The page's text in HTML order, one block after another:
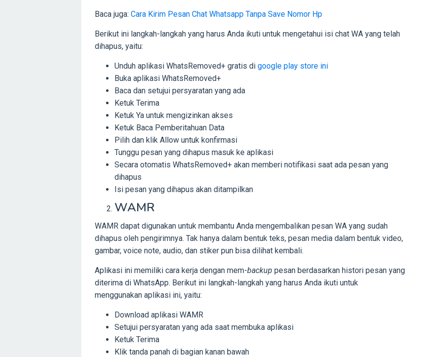
Baca juga: Cara Kirim Pesan Chat Whatsapp Tanpa Save Nomor Hp
Berikut ini langkah-langkah yang harus Anda ikuti untuk mengetahui isi chat WA yang telah
dihapus, yaitu:
Unduh aplikasi WhatsRemoved+ gratis di google play store ini
Buka aplikasi WhatsRemoved+
Baca dan setujui persyaratan yang ada
Ketuk Terima
Ketuk Ya untuk mengizinkan akses
Ketuk Baca Pemberitahuan Data
Pilih dan klik Allow untuk konfirmasi
Tunggu pesan yang dihapus masuk ke aplikasi
Secara otomatis WhatsRemoved+ akan memberi notifikasi saat ada pesan yang
dihapus
Isi pesan yang dihapus akan ditampilkan
WAMR
WAMR dapat digunakan untuk membantu Anda mengembalikan pesan WA yang sudah
dihapus oleh pengirimnya. Tak hanya dalam bentuk teks, pesan media dalam bentuk video,
gambar, voice note, audio, dan stiker pun bisa dilihat kembali.
Aplikasi ini memiliki cara kerja dengan mem-backup pesan berdasarkan histori pesan yang
diterima di WhatsApp. Berikut ini langkah-langkah yang harus Anda ikuti untuk
menggunakan aplikasi ini, yaitu:
Download aplikasi WAMR
Setujui persyaratan yang ada saat membuka aplikasi
Ketuk Terima
Klik tanda panah di bagian kanan bawah